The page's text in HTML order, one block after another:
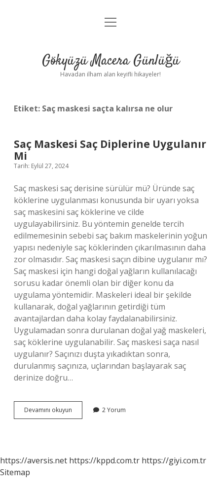
Anasayfa
Yasal Uyarı
menüyü
Gökyüzü Macera Günlüğü
Havadan ilham alan keyifli hikayeler!
Etiket: Saç maskesi saçta kalırsa ne olur
Saç Maskesi Saç Diplerine Uygulanır
Mi
Tarih: Eylül 27, 2024
Saç maskesi saç derisine sürülür mü? Üründe saç
köklerine uygulanması konusunda bir uyarı yoksa
saç maskesini saç köklerine ve cilde
uygulayabilirsiniz. Bu yöntemin genelde tercih
edilmemesinin sebebi saç bakım maskelerinin yoğun
yapısı nedeniyle saç köklerinden çıkarılmasının daha
zor olmasıdır. Saç maskesi saçın dibine uygulanır mı?
Saç maskesi için hangi doğal yağların kullanılacağı
sorusu kadar önemli olan bir diğer konu da
uygulama yöntemidir. Maskeleri ideal bir şekilde
kullanarak, doğal yağlarının getirdiği tüm
avantajlardan daha kolay faydalanabilirsiniz.
Uygulamadan sonra durulanan doğal yağ maskeleri,
saç köklerine uygulanabilir. Saç maskesi saça nasıl
uygulanır? Saçınızı duşta yıkadıktan sonra,
durulanmış saçınıza, uçlarından başlayarak saç
derinize doğru…
Devamını okuyun
Maskesi
2 Yorum
https://aversis.net https://kppd.com.tr https://giyi.com.tr
Sitemap